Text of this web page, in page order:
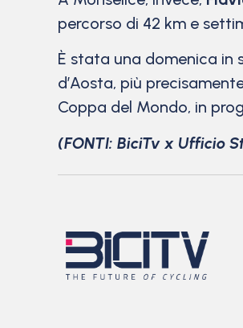
percorso di 42 km e
È stata una domenica in
d’Aosta, più
Coppa del Mondo, in
(FONTI: BiciTv x Ufficio